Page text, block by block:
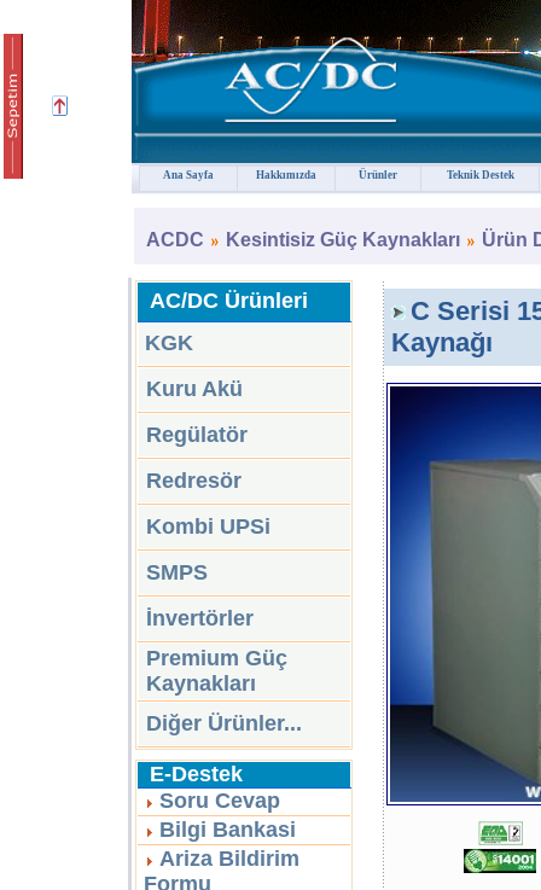
ACDC Kesintisiz Güç Kaynakları Ürün
AC/DC Ürünleri
KGK
Kuru Akü
Regülatör
Redresör
Kombi UPSi
SMPS
İnvertörler
Premium Güç
Kaynakları
Diğer Ürünler...
E-Destek
Soru Cevap
Bilgi Bankasi
Ariza Bildirim
Formu
C Serisi
Kaynağı
Ana Sayfa Hakkımızda Ürünler Teknik Destek